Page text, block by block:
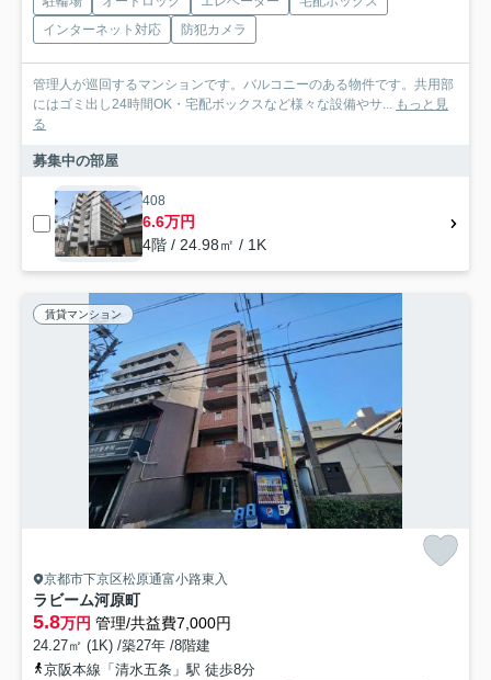
インターネット対応
防犯カメラ
管理人が巡回するマンションです。バルコニーのある物件です。共用部
にはゴミ出し24時間OK・宅配ボックスなど様々な設備やサ... もっと見
る
募集中の部屋
408
6.6万円
4階 / 24.98㎡ / 1K
賃貸マンション
京都市下京区松原通富小路東入
ラビーム河原町
5.8万円 管理/共益費7,000円
24.27㎡ (1K) /築27年 /8階建
京阪本線「清水五条」駅 徒歩8分